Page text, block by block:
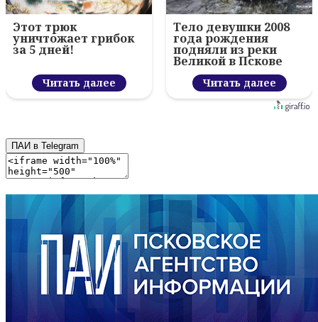
Этот трюк
уничтожает грибок
за 5 дней!
Читать далее
Тело девушки 2008
года рождения
подняли из реки
Великой в Пскове
Читать далее
ПАИ в Telegram